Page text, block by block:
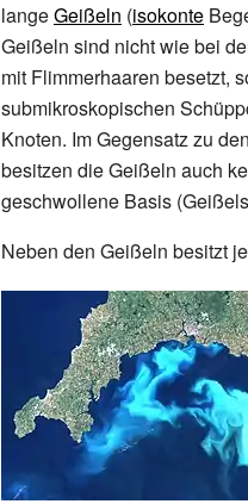
langeGeißeln (isokonte
Geißeln sind nicht wie bei
mit Flimmerhaaren besetzt,
submikroskopischen
Knoten. Im Gegensatz zu
besitzen die Geißeln auch
geschwollene Basis
Neben den Geißeln besitzt